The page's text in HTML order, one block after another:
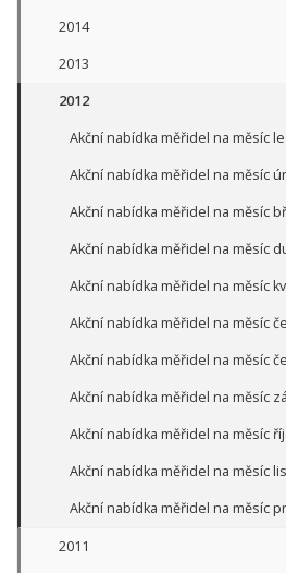
2014
2013
2012
Akční nabídka měřidel na měsíc
Akční nabídka měřidel na měsíc
Akční nabídka měřidel na měsíc
Akční nabídka měřidel na měsíc
Akční nabídka měřidel na měsíc
Akční nabídka měřidel na měsíc
Akční nabídka měřidel na měsíc
Akční nabídka měřidel na měsíc
Akční nabídka měřidel na měsíc
Akční nabídka měřidel na měsíc
Akční nabídka měřidel na měsíc
2011